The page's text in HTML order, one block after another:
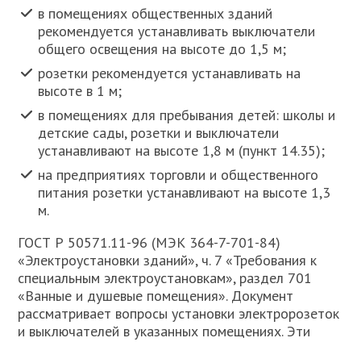
в помещениях общественных зданий
рекомендуется устанавливать выключатели
общего освещения на высоте до 1,5 м;
розетки рекомендуется устанавливать на
высоте в 1 м;
в помещениях для пребывания детей: школы и
детские сады, розетки и выключатели
устанавливают на высоте 1,8 м (пункт 14.35);
на предприятиях торговли и общественного
питания розетки устанавливают на высоте 1,3
м.
ГОСТ Р 50571.11-96 (МЭК 364-7-701-84)
«Электроустановки зданий», ч. 7 «Требования к
специальным электроустановкам», раздел 701
«Ванные и душевые помещения». Документ
рассматривает вопросы установки электророзеток
и выключателей в указанных помещениях. Эти